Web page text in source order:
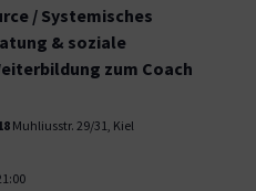
/ Systemisches
& soziale
zum Coach
Muhliusstr. 29/31, Kiel